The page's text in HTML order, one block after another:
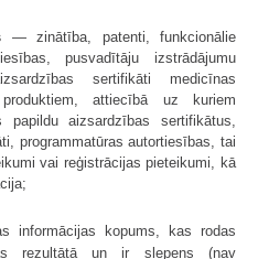
— zinātība, patenti, funkcionālie
pusvadītāju izstrādājumu
sertifikāti medicīnas
attiecībā uz kuriem
papildu aizsardzības sertifikātus,
programmatūras autortiesības, tai
vai reģistrācijas pieteikumi, kā
kopums, kas rodas
rezultātā un ir slepens (nav